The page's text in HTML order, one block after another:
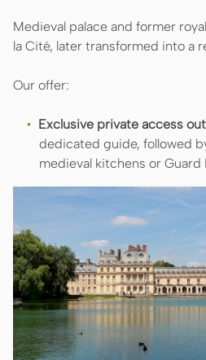
Medieval palace and former
la Cité, later transformed into a
Our offer:
Exclusive private access
dedicated guide, followed
medieval kitchens or Guard